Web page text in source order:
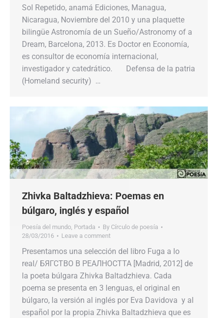
Sol Repetido, anamá Ediciones, Managua,
Nicaragua, Noviembre del 2010 y una plaquette
bilingüe Astronomía de un Sueño/Astronomy of a
Dream, Barcelona, 2013. Es Doctor en Economía,
es consultor de economía internacional,
investigador y catedrático. Defensa de la patria
(Homeland security) …
Zhivka Baltadzhieva: Poemas en
búlgaro, inglés y español
Poesía del mundo, Portada By Círculo de poesía
28/03/2016
Leave a comment
Presentamos una selección del libro Fuga a lo
real/ БЯГСТВО В РЕАЛНОСТТА [Madrid, 2012] de
la poeta búlgara Zhivka Baltadzhieva. Cada
poema se presenta en 3 lenguas, el original en
búlgaro, la versión al inglés por Eva Davidova y al
español por la propia Zhivka Baltadzhieva que es